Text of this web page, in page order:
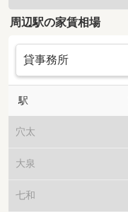
周辺駅の家賃相場
駅
穴太
大泉
七和